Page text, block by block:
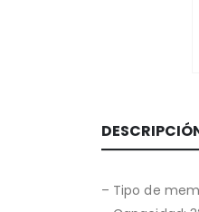
– Tipo de